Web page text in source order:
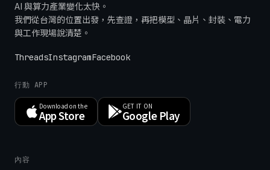
AI 與算力產業變化太快。
我們從台灣的位置出發，先查證，再把模型、晶片、封裝、電力
與工作現場說清楚。
ThreadsInstagramFacebook
行動 APP
Download on the
App Store
GET IT ON
Google Play
內容